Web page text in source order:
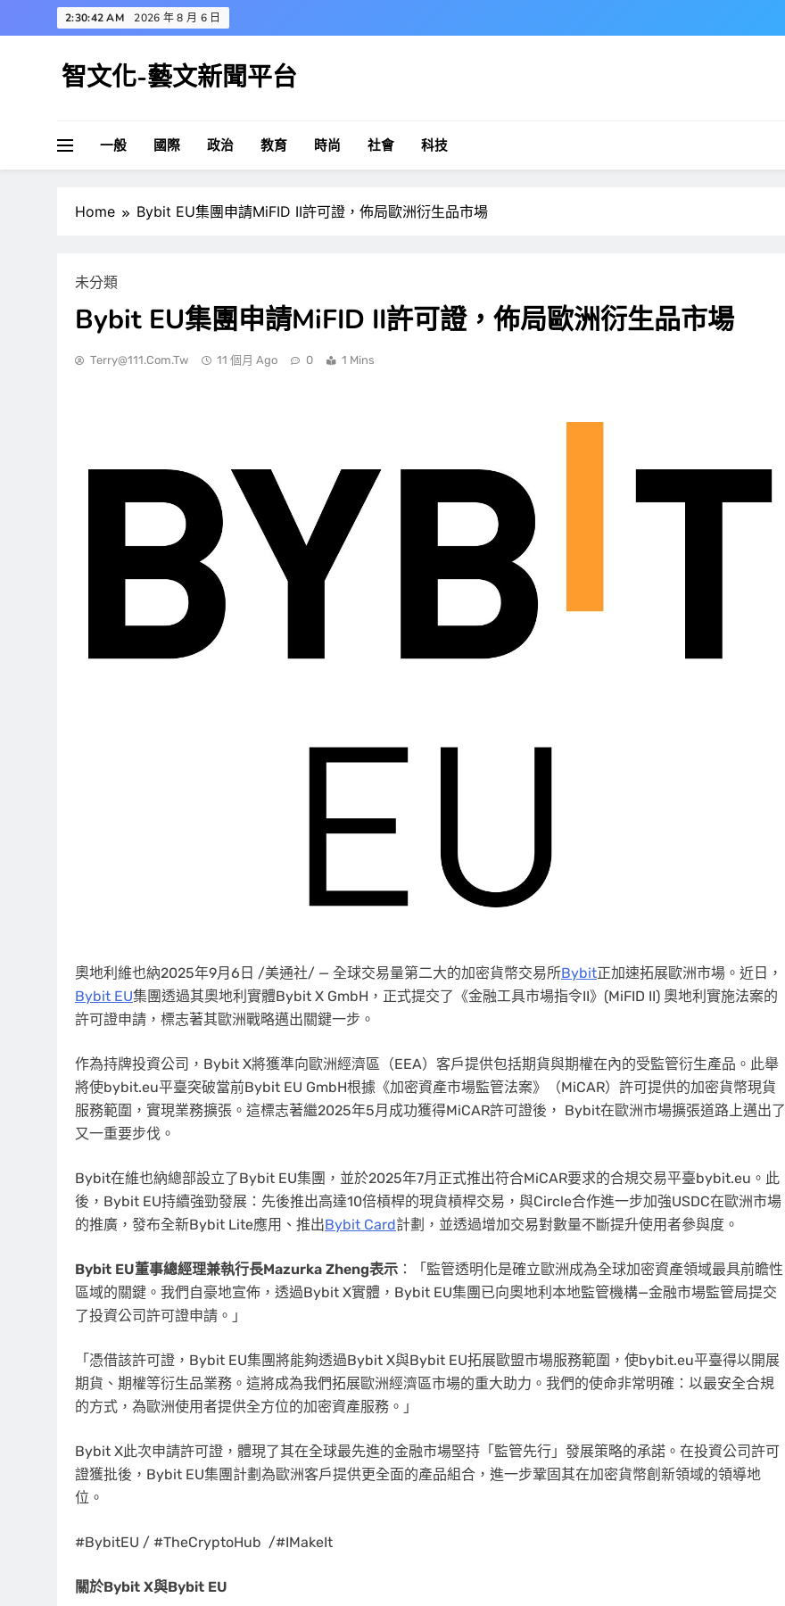
to
2:30:43 AM 2026 年 8 月 6 日
智文化-藝文新聞平台
一般 國際 政治 教育 時尚 社會 科技
Home Bybit EU集團申請MiFID II許可證，佈局歐洲衍生品市場
未分類
Bybit EU集團申請MiFID II許可證，佈局歐洲衍生品市場
Terry@111.com.tw 11 個月 Ago 0 1 Mins
奧地利維也納2025年9月6日 /美通社/ — 全球交易量第二大的加密貨幣交易所Bybit正加速拓展歐洲市場。近日，
Bybit EU集團透過其奧地利實體Bybit X GmbH，正式提交了《金融工具市場指令II》(MiFID II) 奧地利實施法案的
許可證申請，標志著其歐洲戰略邁出關鍵一步。
作為持牌投資公司，Bybit X將獲準向歐洲經濟區（EEA）客戶提供包括期貨與期權在內的受監管衍生產品。此舉
將使bybit.eu平臺突破當前Bybit EU GmbH根據《加密資產市場監管法案》（MiCAR）許可提供的加密貨幣現貨
服務範圍，實現業務擴張。這標志著繼2025年5月成功獲得MiCAR許可證後， Bybit在歐洲市場擴張道路上邁出了
又一重要步伐。
Bybit在維也納總部設立了Bybit EU集團，並於2025年7月正式推出符合MiCAR要求的合規交易平臺bybit.eu。此
後，Bybit EU持續強勁發展：先後推出高達10倍槓桿的現貨槓桿交易，與Circle合作進一步加強USDC在歐洲市場
的推廣，發布全新Bybit Lite應用、推出Bybit Card計劃，並透過增加交易對數量不斷提升使用者參與度。
Bybit EU董事總經理兼執行長Mazurka Zheng表示 ：「監管透明化是確立歐洲成為全球加密資產領域最具前瞻性
區域的關鍵。我們自豪地宣佈，透過Bybit X實體，Bybit EU集團已向奧地利本地監管機構—金融市場監管局提交
了投資公司許可證申請。」
「憑借該許可證，Bybit EU集團將能夠透過Bybit X與Bybit EU拓展歐盟市場服務範圍，使bybit.eu平臺得以開展
期貨、期權等衍生品業務。這將成為我們拓展歐洲經濟區市場的重大助力。我們的使命非常明確：以最安全合規
的方式，為歐洲使用者提供全方位的加密資產服務。」
Bybit X此次申請許可證，體現了其在全球最先進的金融市場堅持「監管先行」發展策略的承諾。在投資公司許可
證獲批後，Bybit EU集團計劃為歐洲客戶提供更全面的產品組合，進一步鞏固其在加密貨幣創新領域的領導地
位。
#BybitEU / #TheCryptoHub /#IMakeIt
關於Bybit X與Bybit EU